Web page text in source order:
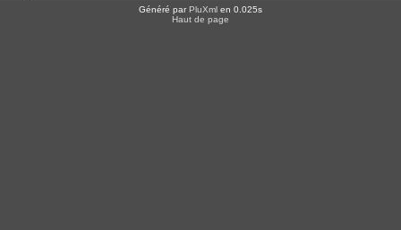
Généré parPluXml en 0.025s
Haut de page